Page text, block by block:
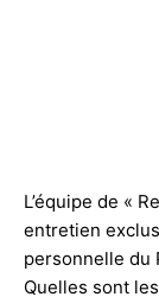
L’équipe de «
entretien
personnelle du
Quelles sont